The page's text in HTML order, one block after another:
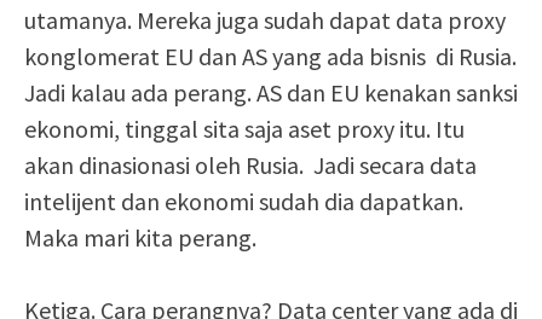
utamanya. Mereka juga sudah dapat data proxy
konglomerat EU dan AS yang ada bisnis di Rusia.
Jadi kalau ada perang. AS dan EU kenakan sanksi
ekonomi, tinggal sita saja aset proxy itu. Itu
akan dinasionasi oleh Rusia. Jadi secara data
intelijent dan ekonomi sudah dia dapatkan.
Maka mari kita perang.
Ketiga. Cara perangnya? Data center yang ada di